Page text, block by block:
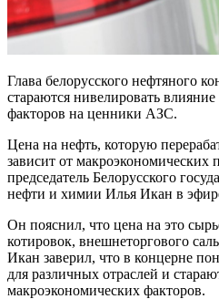
Глава белорусского нефтяного
стараются нивелировать
факторов на ценники АЗС.
Цена на нефть, которую
зависит от макроэкономических
председатель Белорусского
нефти и химии Илья Икан в
Он пояснил, что цена на это
котировок, внешнеторгового
Икан заверил, что в концерне
для различных отраслей и
макроэкономических факторов.